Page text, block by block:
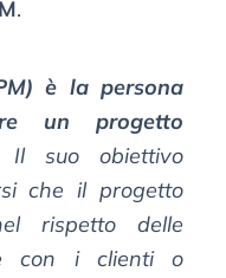
.
è la persona
un progetto
suo obiettivo
che il progetto
rispetto delle
con i clienti o